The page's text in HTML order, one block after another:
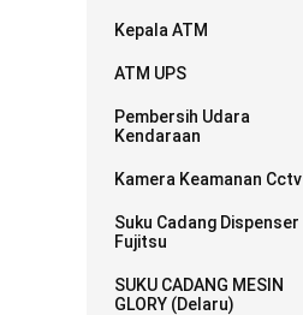
Kepala ATM
ATM UPS
Pembersih Udara
Kendaraan
Kamera Keamanan Cctv
Suku Cadang Dispenser
Fujitsu
SUKU CADANG MESIN
GLORY (Delaru)